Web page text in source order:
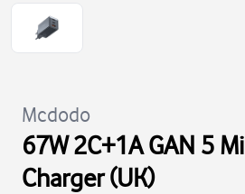
Mcdodo
67W 2C+1A GAN 5
Charger (UK)